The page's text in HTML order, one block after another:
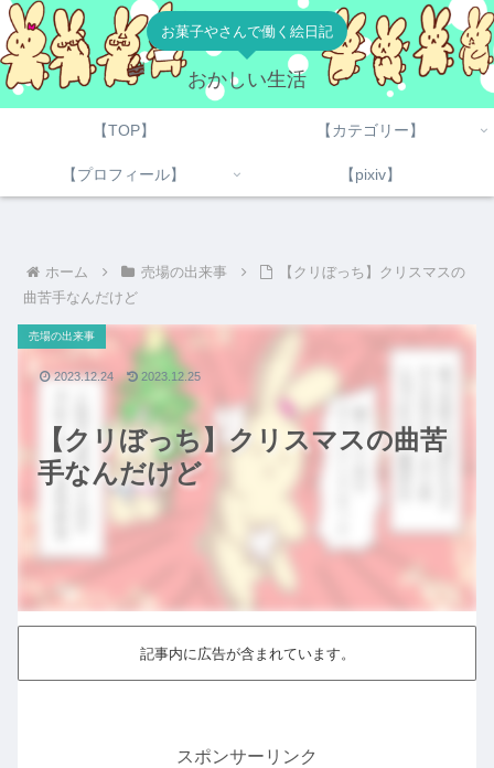
お菓子やさんで働く絵日記
おかしい生活
【TOP】 【カテゴリー】
【プロフィール】 【pixiv】
ホーム 売場の出来事
【クリぼっち】クリスマスの
曲苦手なんだけど
【クリぼっち】クリスマスの曲苦
手なんだけど
売場の出来事
2023.12.24 2023.12.25
記事内に広告が含まれています。
スポンサーリンク